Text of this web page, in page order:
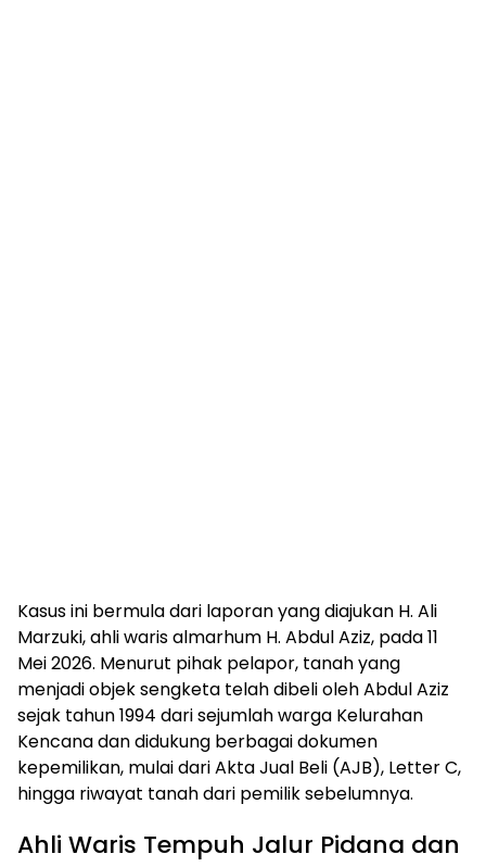
Kasus ini bermula dari laporan yang diajukan H. Ali
Marzuki, ahli waris almarhum H. Abdul Aziz, pada 11
Mei 2026. Menurut pihak pelapor, tanah yang
menjadi objek sengketa telah dibeli oleh Abdul Aziz
sejak tahun 1994 dari sejumlah warga Kelurahan
Kencana dan didukung berbagai dokumen
kepemilikan, mulai dari Akta Jual Beli (AJB), Letter C,
hingga riwayat tanah dari pemilik sebelumnya.
Ahli Waris Tempuh Jalur Pidana dan